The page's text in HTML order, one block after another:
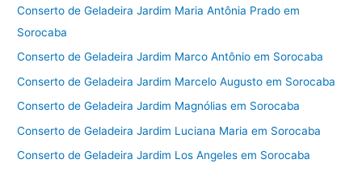
Conserto de Geladeira Jardim Maria Antônia Prado em
Sorocaba
Conserto de Geladeira Jardim Marco Antônio em Sorocaba
Conserto de Geladeira Jardim Marcelo Augusto em Sorocaba
Conserto de Geladeira Jardim Magnólias em Sorocaba
Conserto de Geladeira Jardim Luciana Maria em Sorocaba
Conserto de Geladeira Jardim Los Angeles em Sorocaba